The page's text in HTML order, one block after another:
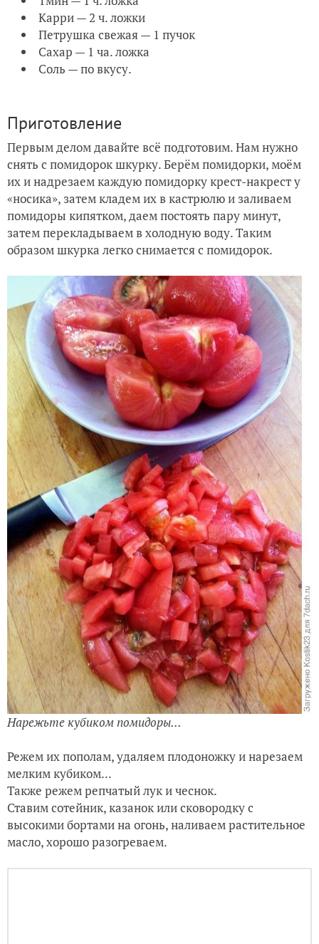
Карри — 2 ч. ложки
Петрушка свежая — 1 пучок
Сахар — 1 ча. ложка
Соль — по вкусу.
Приготовление
Первым делом давайте всё подготовим. Нам нужно
снять с помидорок шкурку. Берём помидорки, моём
их и надрезаем каждую помидорку крест-накрест у
«носика», затем кладем их в кастрюлю и заливаем
помидоры кипятком, даем постоять пару минут,
затем перекладываем в холодную воду. Таким
образом шкурка легко снимается с помидорок.
Нарежьте кубиком помидоры...
Режем их пополам, удаляем плодоножку и нарезаем
мелким кубиком...
Также режем репчатый лук и чеснок.
Ставим сотейник, казанок или сковородку с
высокими бортами на огонь, наливаем растительное
масло, хорошо разогреваем.